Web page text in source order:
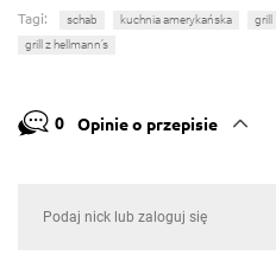
Tagi: schab kuchnia amerykańska grill
grill z hellmann’s
0 Opinie o przepisie